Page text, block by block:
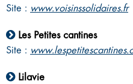
Site : www.voisinssolidaires.fr
Les Petites cantines
Site :
Lilavie